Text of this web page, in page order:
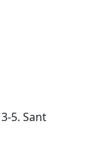
5. Sant